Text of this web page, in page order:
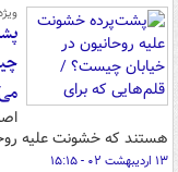
هستند که خشونت علیه
۱۳ اردیبهشت ۰۲ - ۱۵:۱۵